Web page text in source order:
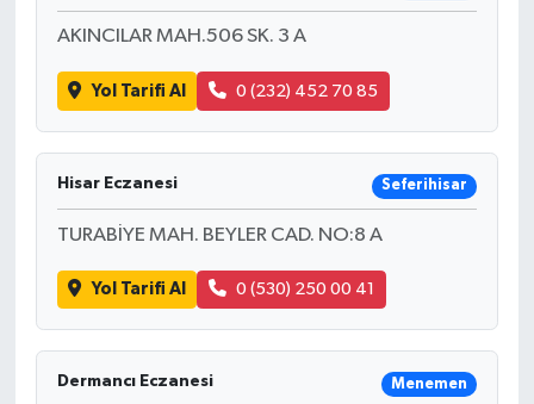
AKINCILAR MAH.506 SK. 3 A
Yol Tarifi Al 0 (232) 452 70 85
Hisar Eczanesi Seferihisar
TURABİYE MAH. BEYLER CAD. NO:8 A
Yol Tarifi Al 0 (530) 250 00 41
Dermancı Eczanesi Menemen